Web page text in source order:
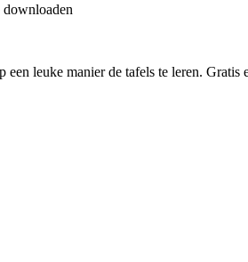
downloaden
leuke manier de tafels te leren. Gratis